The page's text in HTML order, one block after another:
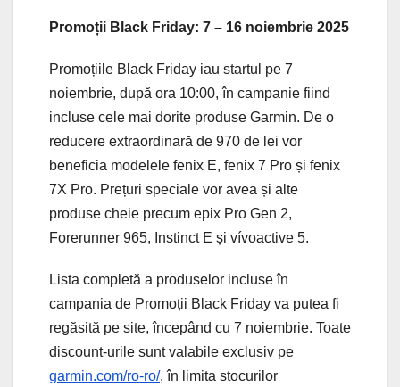
Promoții Black Friday: 7 – 16 noiembrie 2025
Promoțiile Black Friday iau startul pe 7
noiembrie, după ora 10:00, în campanie fiind
incluse cele mai dorite produse Garmin. De o
reducere extraordinară de 970 de lei vor
beneficia modelele fēnix E, fēnix 7 Pro și fēnix
7X Pro. Prețuri speciale vor avea și alte
produse cheie precum epix Pro Gen 2,
Forerunner 965, Instinct E și vívoactive 5.
Lista completă a produselor incluse în
campania de Promoții Black Friday va putea fi
regăsită pe site, începând cu 7 noiembrie. Toate
discount-urile sunt valabile exclusiv pe
garmin.com/ro-ro/, în limita stocurilor